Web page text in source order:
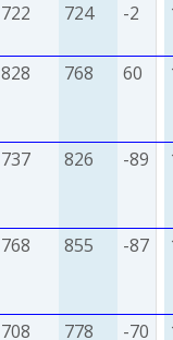
722 724 -2
828 768 60
737 826 -89
768 855 -87
708 778 -70